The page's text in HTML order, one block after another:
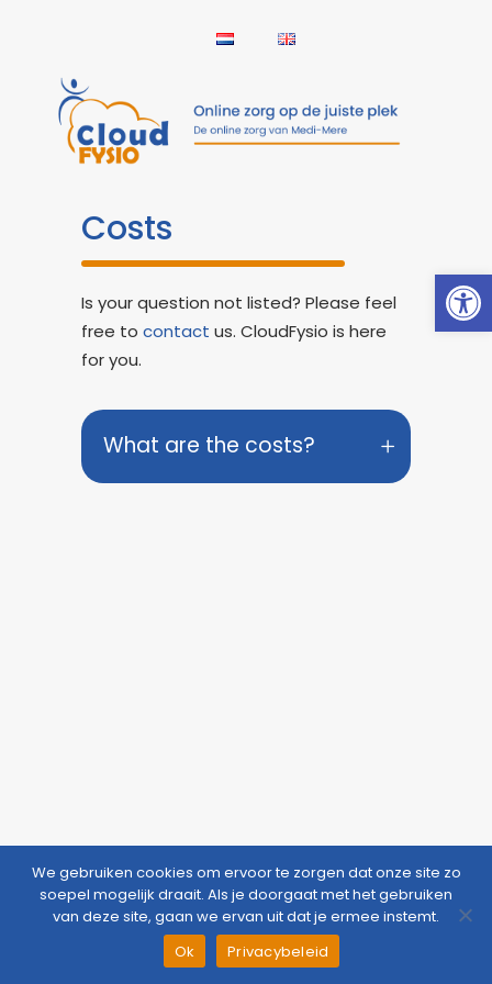
Costs
Is your question not listed? Please feel
free to contact us. CloudFysio is here
for you.
What are the costs?
Question Appointment
We gebruiken cookies om ervoor te zorgen dat onze site zo
soepel mogelijk draait. Als je doorgaat met het gebruiken
van deze site, gaan we ervan uit dat je ermee instemt.
Ok
Privacybeleid